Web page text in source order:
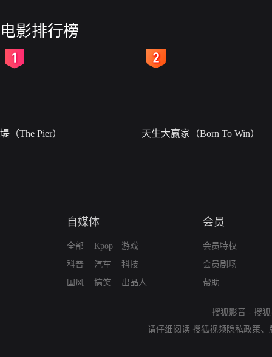
电影排行榜
堤（The Pier） 天生大赢家（Born To Win）
自媒体
全部
科普
国风
Kpop
汽车
搞笑
游戏
科技
出品人
会员
会员特权
会员剧场
帮助
搜狐影音 - 搜
请仔细阅读 搜狐视频隐私政策、